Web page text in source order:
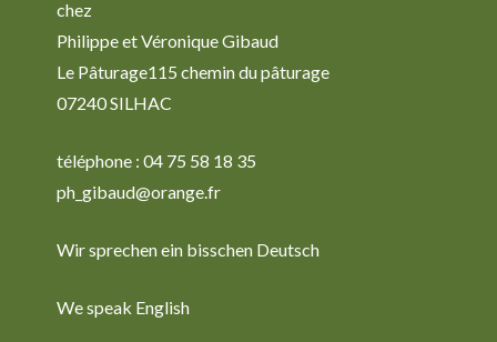
chez
Philippe et Véronique Gibaud
Le Pâturage115 chemin du pâturage
07240 SILHAC
téléphone : 04 75 58 18 35
ph_gibaud@orange.fr
Wir sprechen ein bisschen Deutsch
We speak English